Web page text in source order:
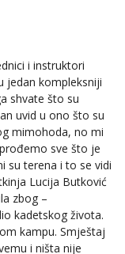
i instruktori
jedan kompleksniji
shvate što su
uvid u ono što su
mimohoda, no mi
sve što je
su terena i to se vidi
Lucija Butković
zbog –
kadetskog života.
kampu. Smještaj
i ništa nije